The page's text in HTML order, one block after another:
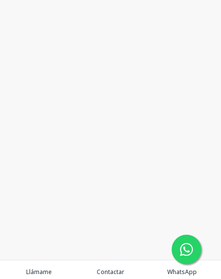
Llámame Contactar WhatsApp